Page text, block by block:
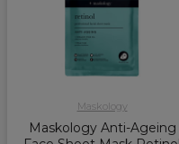
Maskology
Maskology Anti-Ageing